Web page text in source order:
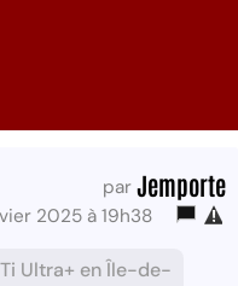
par Jemporte
2025 à 19h38
Ultra+ en Île-de-